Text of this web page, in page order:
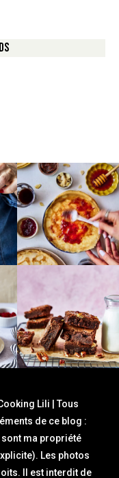
Lili | Tous
de ce blog :
ma propriété
Les photos
Il est interdit de